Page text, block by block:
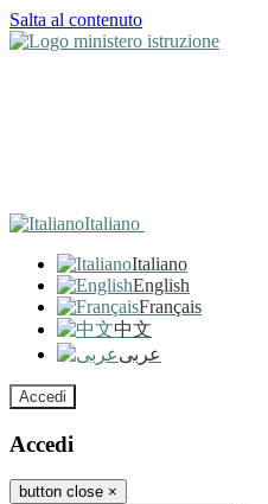
Salta al contenuto
Italiano
Italiano
English
Français
中文
عربى
Accedi
Accedi
button close ×